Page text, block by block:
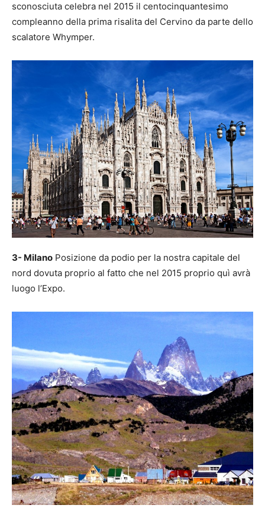
sconosciuta celebra nel 2015 il centocinquantesimo
compleanno della prima risalita del Cervino da parte dello
scalatore Whymper.
3- Milano Posizione da podio per la nostra capitale del
nord dovuta proprio al fatto che nel 2015 proprio quì avrà
luogo l’Expo.